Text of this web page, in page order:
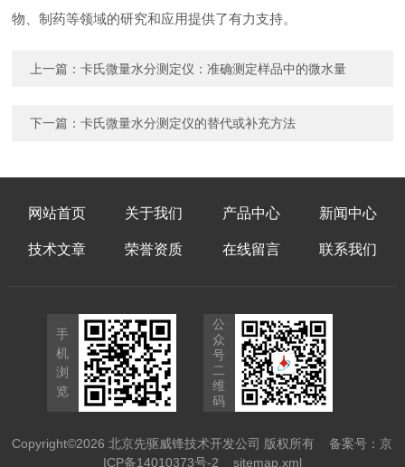
物、制药等领域的研究和应用提供了有力支持。
上一篇：卡氏微量水分测定仪：准确测定样品中的微水量
下一篇：卡氏微量水分测定仪的替代或补充方法
网站首页 关于我们 产品中心 新闻中心
技术文章 荣誉资质 在线留言 联系我们
手
机
浏
览
公
众
号
二
维
码
Copyright©2026 北京先驱威锋技术开发公司 版权所有备案号：京
ICP备14010373号-2
sitemap.xml